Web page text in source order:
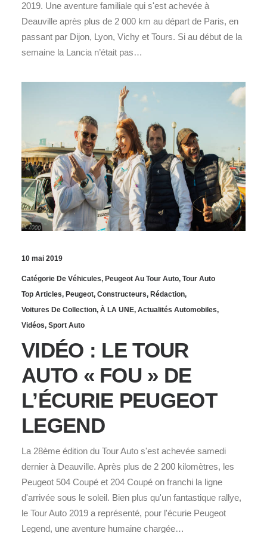
2019. Une aventure familiale qui s'est achevée à
Deauville après plus de 2 000 km au départ de Paris, en
passant par Dijon, Lyon, Vichy et Tours. Si au début de la
semaine la Lancia n’était pas…
10 mai 2019
Catégorie De Véhicules, Peugeot Au Tour Auto, Tour Auto
Top Articles, Peugeot, Constructeurs, Rédaction,
Voitures De Collection, À LA UNE, Actualités Automobiles,
Vidéos, Sport Auto
VIDÉO : LE TOUR
AUTO « FOU » DE
L’ÉCURIE PEUGEOT
LEGEND
La 28ème édition du Tour Auto s'est achevée samedi
dernier à Deauville. Après plus de 2 200 kilomètres, les
Peugeot 504 Coupé et 204 Coupé on franchi la ligne
d'arrivée sous le soleil. Bien plus qu'un fantastique rallye,
le Tour Auto 2019 a représenté, pour l'écurie Peugeot
Legend, une aventure humaine chargée…